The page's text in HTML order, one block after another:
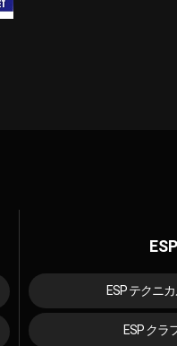
ESP テクニ
ESP クラ